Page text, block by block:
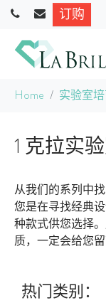
跳到主要内容
订购
当前位置：
Home 实验室
1 克拉实
从我们的系列中
您是在寻找经典
种款式供您选择
质，一定会给您留
热门类别：